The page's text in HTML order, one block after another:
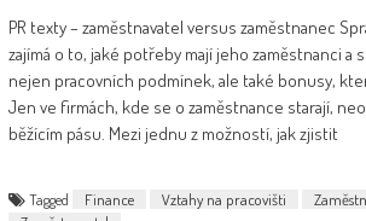
PR texty – zaměstnavatel versus zaměstnanec
zajímá o to, jaké potřeby mají jeho zaměstnanci a
nejen pracovních podmínek, ale také bonusy,
Jen ve firmách, kde se o zaměstnance starají,
běžícím pásu. Mezi jednu z možností, jak zjistit
Tagged Finance Vztahy na pracovišti